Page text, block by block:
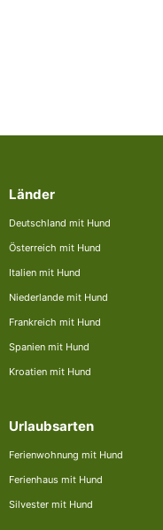
Länder
Deutschland mit Hund
Österreich mit Hund
Italien mit Hund
Niederlande mit Hund
Frankreich mit Hund
Spanien mit Hund
Kroatien mit Hund
Urlaubsarten
Ferienwohnung mit Hund
Ferienhaus mit Hund
Silvester mit Hund